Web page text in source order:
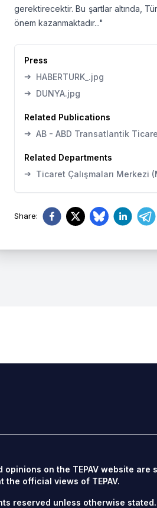
gerektirecektir. Bu şartlar altında,
önem kazanmaktadır..."
Press
➔ HABERTURK_.jpg
➔ DUNYA.jpg
Related Publications
➔ AB - ABD Transatlantik
Related Departments
➔ Ticaret Çalışmaları Merkezi
Share:
opinions on the TEPAV website
the official views of TEPAV.
reserved unless otherwise stated.